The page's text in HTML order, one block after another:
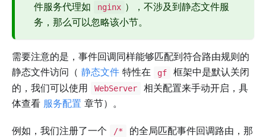
件服务代理如
nginx ），不涉及到静态文件服
务，那么可以忽略该小节。
需要注意的是，事件回调同样能够匹配到符合路由规则的
静态文件访问（ 静态文件 特性在 gf
框架中是默认关闭
的，我们可以使用
WebServer
相关配置来手动开启，具
体查看 服务配置 章节）。
例如，我们注册了一个 /*
的全局匹配事件回调路由，那